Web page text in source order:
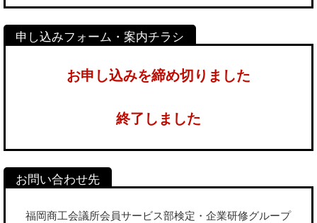
お申し込みを締め切りました
終了しました
福岡商工会議所会員サービス部検定・企業研修グループ